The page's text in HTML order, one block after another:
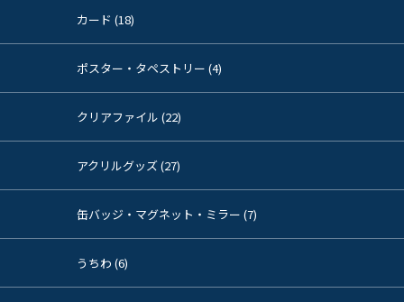
カード (18)
ポスター・タペストリー (4)
クリアファイル (22)
アクリルグッズ (27)
缶バッジ・マグネット・ミラー (7)
うちわ (6)